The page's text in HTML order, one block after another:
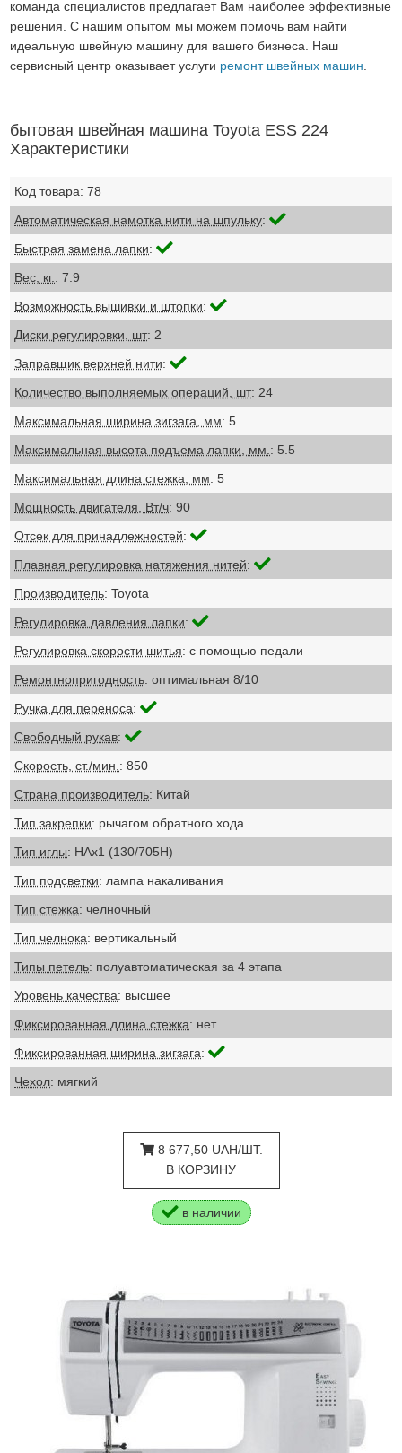
команда специалистов предлагает Вам наиболее эффективные
решения. С нашим опытом мы можем помочь вам найти
идеальную швейную машину для вашего бизнеса. Наш
сервисный центр оказывает услуги ремонт швейных машин
бытовая швейная машина Toyota ESS 224
Характеристики
Код товара: 78
Автоматическая намотка нити на шпульку:
Быстрая замена лапки:
Вес, кг.: 7.9
Возможность вышивки и штопки:
Диски регулировки, шт: 2
Заправщик верхней нити:
Количество выполняемых операций, шт: 24
Максимальная ширина зигзага, мм: 5
Максимальная высота подъема лапки, мм. : 5.5
Максимальная длина стежка, мм: 5
Мощность двигателя, Вт/ч: 90
Отсек для принадлежностей:
Плавная регулировка натяжения нитей:
Производитель: Toyota
Регулировка давления лапки:
Регулировка скорости шитья: с помощью педали
Ремонтнопригодность: оптимальная 8/10
Ручка для переноса:
Свободный рукав:
Скорость, ст./мин. : 850
Страна производитель: Китай
Тип закрепки: рычагом обратного хода
Тип иглы: НАх1 (130/705Н)
Тип подсветки: лампа накаливания
Тип стежка: челночный
Тип челнока: вертикальный
Типы петель: полуавтоматическая за 4 этапа
Уровень качества: высшее
Фиксированная длина стежка: нет
Фиксированная ширина зигзага:
Чехол: мягкий
8 677,50 UAH/ШТ.
В КОРЗИНУ
в наличии